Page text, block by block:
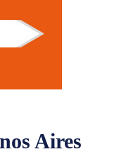
Aires